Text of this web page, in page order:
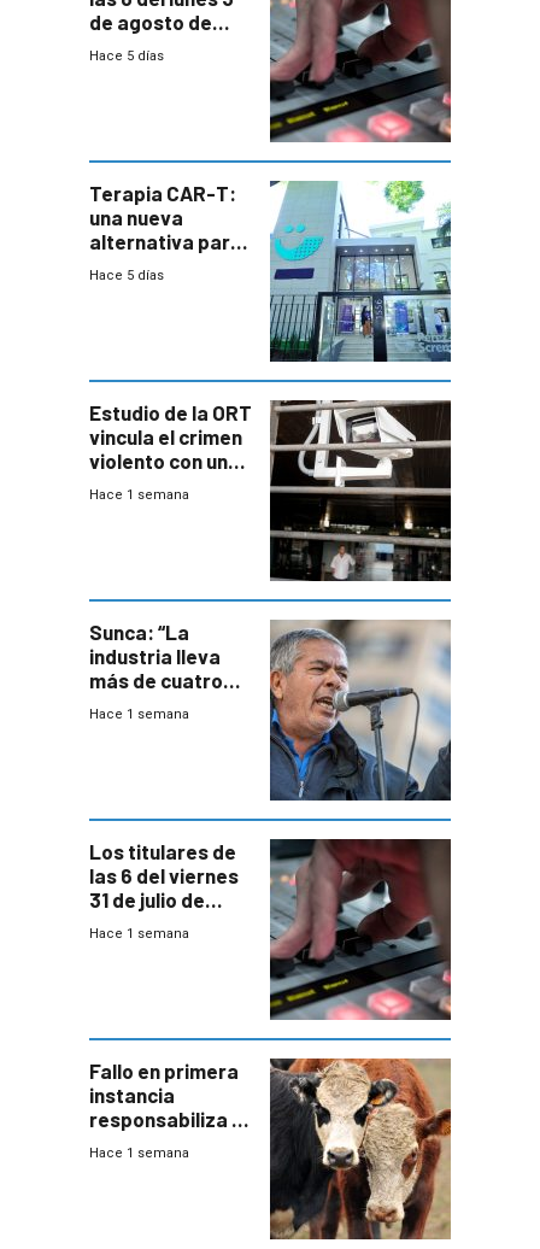
de agosto de
2026
Hace 5 días
Terapia CAR-T:
una nueva
alternativa para
niños y
Hace 5 días
Estudio de la ORT
vincula el crimen
violento con una
menor creación
Hace 1 semana
Sunca: “La
industria lleva
más de cuatro
meses sin
Hace 1 semana
Los titulares de
las 6 del viernes
31 de julio de
2026
Hace 1 semana
Fallo en primera
instancia
responsabiliza al
Estado por falta
Hace 1 semana